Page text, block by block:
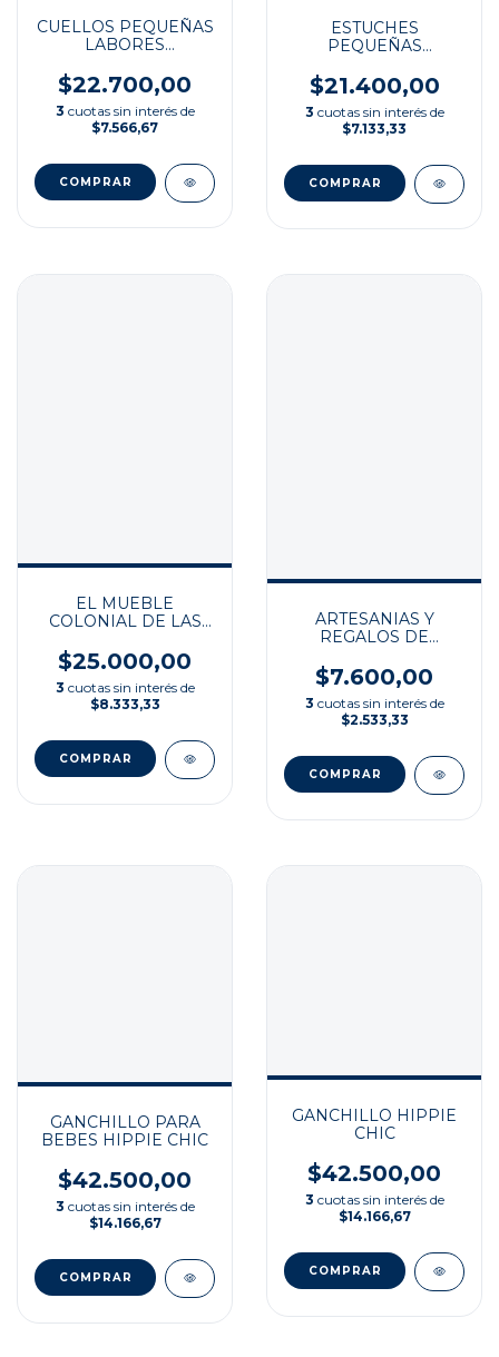
CUELLOS PEQUEÑAS
LABORES
$22.700,00
3 cuotas sin interés de
$7.566,67
ESTUCHES
PEQUEÑAS
ORIGINALES
$21.400,00
3 cuotas sin interés de
$7.133,33
EL MUEBLE
COLONIAL DE LAS
$25.000,00
3 cuotas sin interés de
$8.333,33
ARTESANIAS Y
REGALOS DE
$7.600,00
3 cuotas sin interés de
$2.533,33
GANCHILLO PARA
BEBES HIPPIE CHIC
$42.500,00
3 cuotas sin interés de
$14.166,67
GANCHILLO HIPPIE
CHIC
$42.500,00
3 cuotas sin interés de
$14.166,67